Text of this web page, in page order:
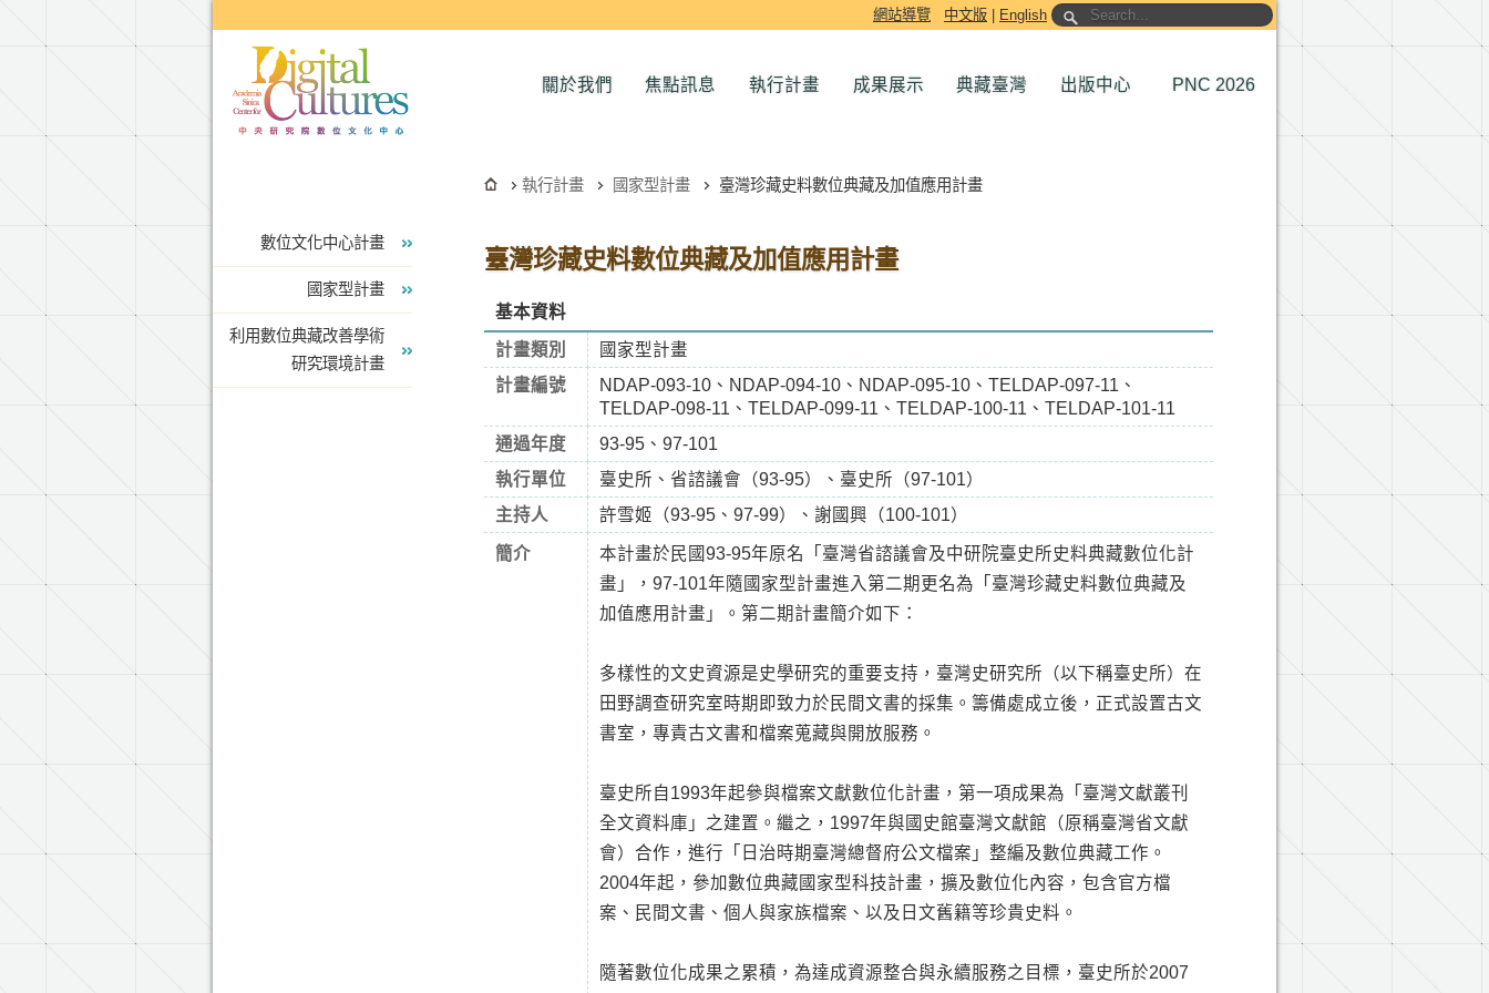
網站導覽 中文版 English
關於我們 焦點訊息 執行計畫 成果展示 典藏臺灣 出版中心 PNC 2026
執行計畫 國家型計畫 臺灣珍藏史料數位典藏及加值應用計畫
臺灣珍藏史料數位典藏及加值應用計畫
基本資料
計畫類別
國家型計畫
計畫編號
NDAP-093-10、NDAP-094-10、NDAP-095-10、TELDAP-097-11、
TELDAP-098-11、TELDAP-099-11、TELDAP-100-11、TELDAP-101-11
通過年度
93-95、97-101
執行單位
臺史所、省諮議會（93-95）、臺史所（97-101）
主持人
許雪姬（93-95、97-99）、謝國興（100-101）
簡介
本計畫於民國93-95年原名「臺灣省諮議會及中研院臺史所史料典藏數位化計
畫」，97-101年隨國家型計畫進入第二期更名為「臺灣珍藏史料數位典藏及
加值應用計畫」。第二期計畫簡介如下：
多樣性的文史資源是史學研究的重要支持，臺灣史研究所（以下稱臺史所）在
田野調查研究室時期即致力於民間文書的採集。籌備處成立後，正式設置古文
書室，專責古文書和檔案蒐藏與開放服務。
臺史所自1993年起參與檔案文獻數位化計畫，第一項成果為「臺灣文獻叢刊
全文資料庫」之建置。繼之，1997年與國史館臺灣文獻館（原稱臺灣省文獻
會）合作，進行「日治時期臺灣總督府公文檔案」整編及數位典藏工作。
2004年起，參加數位典藏國家型科技計畫，擴及數位化內容，包含官方檔
案、民間文書、個人與家族檔案、以及日文舊籍等珍貴史料。
隨著數位化成果之累積，為達成資源整合與永續服務之目標，臺史所於2007
數位文化中心計畫
國家型計畫
利用數位典藏改善學術
研究環境計畫